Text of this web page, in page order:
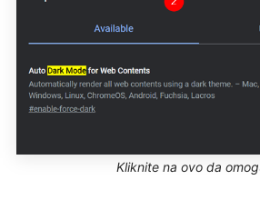
Kliknite na ovo da